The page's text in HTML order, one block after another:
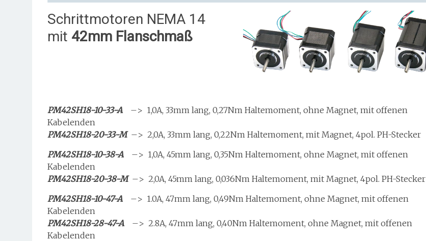
Schrittmotoren NEMA 14
mit 42mm Flanschmaß
PM42SH18-10-33-A–> 1,0A, 33mm lang, 0,27Nm Haltemoment, ohne Magnet, mit offenen
Kabelenden
PM42SH18-20-33-M–> 2,0A, 33mm lang, 0,22Nm Haltemoment, mit Magnet, 4pol. PH-Stecker
PM42SH18-10-38-A–> 1,0A, 45mm lang, 0,35Nm Haltemoment, ohne Magnet, mit offenen
Kabelenden
PM42SH18-20-38-M–> 2,0A, 45mm lang, 0,036Nm Haltemoment, mit Magnet, 4pol. PH-Stecker
PM42SH18-10-47-A–> 1.0A, 47mm lang, 0,49Nm Haltemoment, ohne Magnet, mit offenen
Kabelenden
PM42SH18-28-47-A–> 2.8A, 47mm lang, 0,40Nm Haltemoment, ohne Magnet, mit offenen
Kabelenden